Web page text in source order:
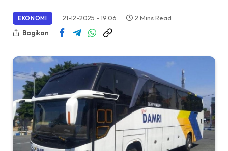
EKONOMI 21-12-2025 - 19.06
2 Mins Read
Bagikan